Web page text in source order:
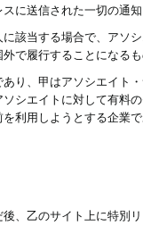
に送信された一切の通
該当する場合で、アソ
で履行することになる
り、甲はアソシエイト
シエイトに対して有料
利用しようとする企業
、乙のサイト上に特別